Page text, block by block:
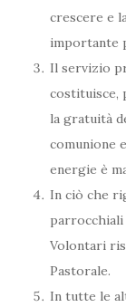
crescere e
importante
Il servizio
costituisce,
la gratuità
comunione
energie è
In ciò che
parrocchiali
Volontari
Pastorale.
In tutte le